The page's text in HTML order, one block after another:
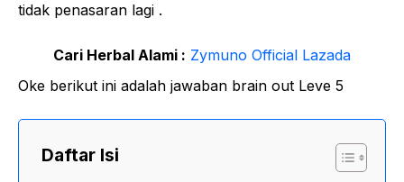
tidak penasaran lagi .
Cari Herbal Alami : Zymuno Official Lazada
Oke berikut ini adalah jawaban brain out Leve 5
Daftar Isi